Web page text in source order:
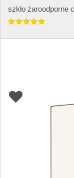
szkło żaroodporne